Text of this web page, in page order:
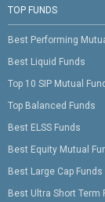
TOP FUNDS
Best Performing
Best Liquid Funds
Top 10 SIP Mutual
Top Balanced Funds
Best ELSS Funds
Best Equity Mutual
Best Large Cap Funds
Best Ultra Short Term